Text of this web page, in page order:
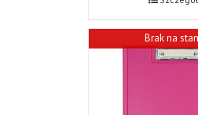
Brak na